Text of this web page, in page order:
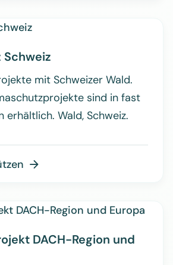
mit Schweizer Wald.
sind in fast
erhältlich. Wald, Schweiz.

DACH-Region und